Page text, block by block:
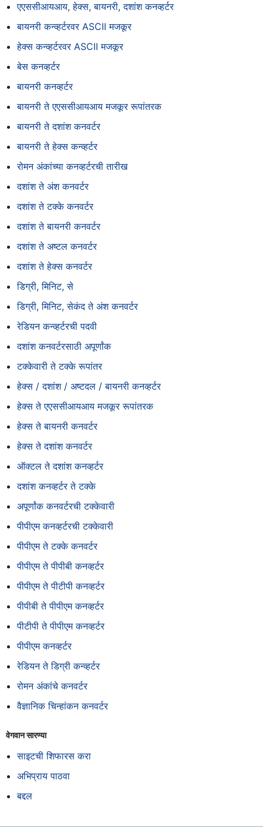
एएससीआयआय, हेक्स, बायनरी, दशांश कनव्हर्टर
बायनरी कन्व्हर्टरवर ASCII मजकूर
हेक्स कन्व्हर्टरवर ASCII मजकूर
बेस कनव्हर्टर
बायनरी कनव्हर्टर
बायनरी ते एएससीआयआय मजकूर रूपांतरक
बायनरी ते दशांश कनवर्टर
बायनरी ते हेक्स कन्व्हर्टर
रोमन अंकांच्या कनव्हर्टरची तारीख
दशांश ते अंश कनवर्टर
दशांश ते टक्के कनवर्टर
दशांश ते बायनरी कनवर्टर
दशांश ते अष्टल कनवर्टर
दशांश ते हेक्स कनवर्टर
डिग्री, मिनिट, से
डिग्री, मिनिट, सेकंद ते अंश कनवर्टर
रेडियन कन्व्हर्टरची पदवी
दशांश कनवर्टरसाठी अपूर्णांक
टक्केवारी ते टक्के रूपांतर
हेक्स / दशांश / अष्टदल / बायनरी कनव्हर्टर
हेक्स ते एएससीआयआय मजकूर रूपांतरक
हेक्स ते बायनरी कनवर्टर
हेक्स ते दशांश कनवर्टर
ऑक्टल ते दशांश कनव्हर्टर
दशांश कनव्हर्टर ते टक्के
अपूर्णांक कनवर्टरची टक्केवारी
पीपीएम कनव्हर्टरची टक्केवारी
पीपीएम ते टक्के कनवर्टर
पीपीएम ते पीपीबी कनव्हर्टर
पीपीएम ते पीटीपी कनव्हर्टर
पीपीबी ते पीपीएम कनव्हर्टर
पीटीपी ते पीपीएम कनव्हर्टर
पीपीएम कनव्हर्टर
रेडियन ते डिग्री कन्व्हर्टर
रोमन अंकांचे कनवर्टर
वैज्ञानिक चिन्हांकन कनवर्टर
वेगवान सारण्या
साइटची शिफारस करा
अभिप्राय पाठवा
बद्दल